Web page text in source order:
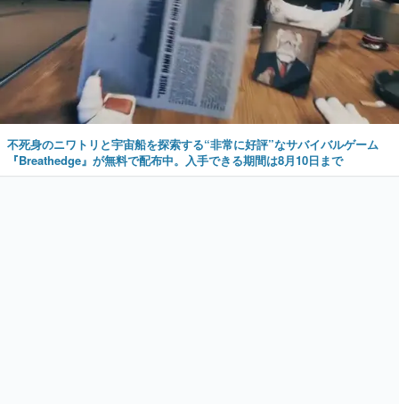
不死身のニワトリと宇宙船を探索する“非常に好評”なサバイバルゲーム
『Breathedge』が無料で配布中。入手できる期間は8月10日まで